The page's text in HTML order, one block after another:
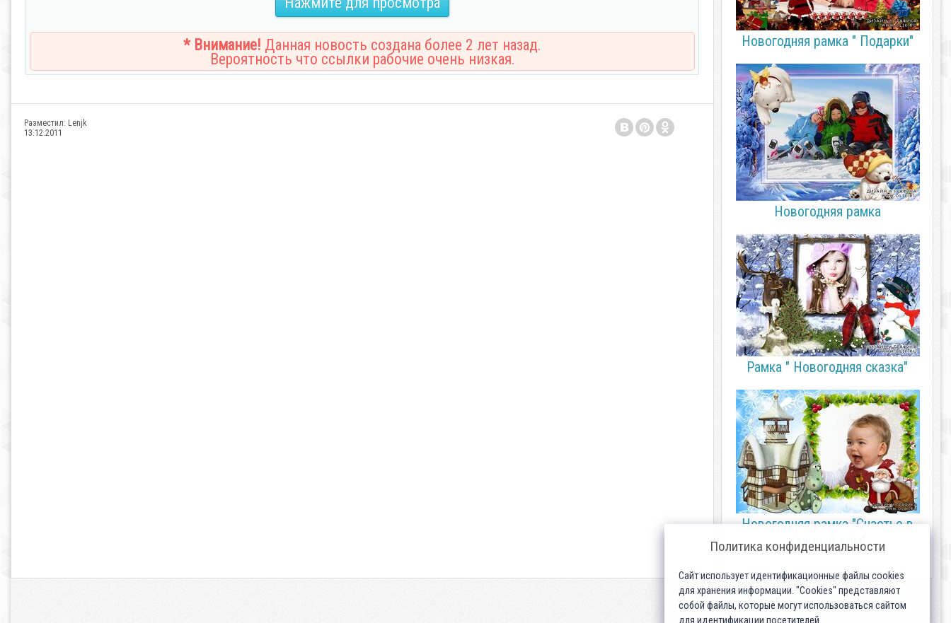
* Внимание! Данная новость создана более 2 лет назад.
Вероятность что ссылки рабочие очень низкая.
Разместил: Lenjk
13.12.2011
Новогодняя рамка " Подарки"
Новогодняя рамка
Рамка " Новогодняя сказка"
Новогодняя рамка "Счастье в
каждый дом"
Политика конфиденциальности
Сайт использует идентификационные файлы cookies
для хранения информации. "Cookies" представляют
собой файлы, которые могут использоваться сайтом
для идентификации посетителей...